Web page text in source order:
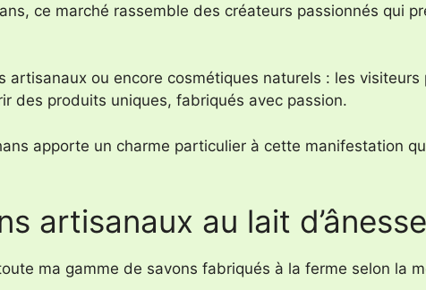
ce marché rassemble des créateurs passionnés qui
ou encore cosmétiques naturels : les visiteurs
des produits uniques, fabriqués avec passion.
apporte un charme particulier à cette manifestation
artisanaux au lait d’ânesse
ma gamme de savons fabriqués à la ferme selon la